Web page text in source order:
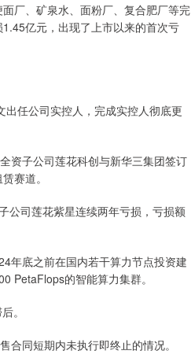
厂、矿泉水、面粉厂、复合肥厂等完
亿元，出现了上市以来的首次亏
任公司实控人，完成实控人彻底更
资子公司莲花科创与新华三集团签订
赛道。
公司莲花紫星连续两年亏损，亏损额
年底之前在国内若干算力节点投资建
PetaFlops的智能算力集群。
。
同短期内未执行即终止的情况。